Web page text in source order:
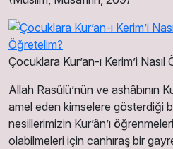
Çocuklara Kur’an-ı Kerim’i Nasıl
Allah Rasûlü’nün ve ashâbının
amel eden kimselere gösterdiği
nesillerimizin Kur’ân’ı
olabilmeleri için canhıraş bir